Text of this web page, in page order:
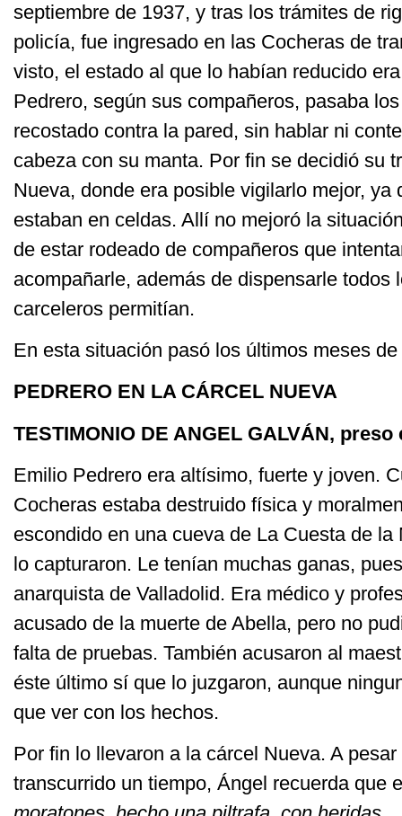
septiembre de 1937, y tras los trámites de
policía, fue ingresado en las Cocheras de
visto, el estado al que lo habían reducido
Pedrero, según sus compañeros, pasaba
recostado contra la pared, sin hablar ni
cabeza con su manta. Por fin se decidió su
Nueva, donde era posible vigilarlo mejor, ya
estaban en celdas. Allí no mejoró la
de estar rodeado de compañeros que
acompañarle, además de dispensarle todos
carceleros permitían.
En esta situación pasó los últimos meses
PEDRERO EN LA CÁRCEL NUEVA
TESTIMONIO DE ANGEL GALVÁN,
Emilio Pedrero era altísimo, fuerte y joven.
Cocheras estaba destruido física y
escondido en una cueva de La Cuesta de la
lo capturaron. Le tenían muchas ganas,
anarquista de Valladolid. Era médico y
acusado de la muerte de Abella, pero no
falta de pruebas. También acusaron al
éste último sí que lo juzgaron, aunque
que ver con los hechos.
Por fin lo llevaron a la cárcel Nueva. A
transcurrido un tiempo, Ángel recuerda que